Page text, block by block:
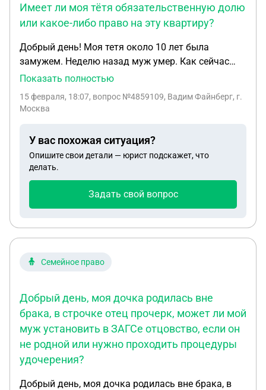
Имеет ли моя тётя обязательственную долю
или какое-либо право на эту квартиру?
Добрый день! Моя тетя около 10 лет была
замужем. Неделю назад муж умер. Как сейчас
выяснилось, муж сделал завещание на квартиру,
брака, на свою дочь от первого брака. Имеет ли
Показать полностью
15 февраля, 18:07, вопрос №4859109, Вадим Файнберг, г.
Москва
У вас похожая ситуация?
Опишите свои детали — юрист подскажет, что
делать.
Задать свой вопрос
Семейное право
Добрый день, моя дочка родилась вне
брака, в строчке отец прочерк, может ли мой
муж установить в ЗАГСе отцовство, если он
не родной или нужно проходить процедуры
удочерения?
Добрый день, моя дочка родилась вне брака, в